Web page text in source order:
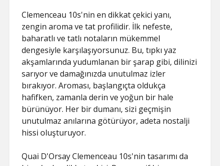
Clemenceau 10s'nin en dikkat çekici yanı,
zengin aroma ve tat profilidir. İlk nefeste,
baharatlı ve tatlı notaların mükemmel
dengesiyle karşılaşıyorsunuz. Bu, tıpkı yaz
akşamlarında yudumlanan bir şarap gibi, dilinizi
sarıyor ve damağınızda unutulmaz izler
bırakıyor. Aroması, başlangıçta oldukça
hafifken, zamanla derin ve yoğun bir hale
bürünüyor. Her bir dumanı, sizi geçmişin
unutulmaz anılarına götürüyor, adeta nostalji
hissi oluşturuyor.
Quai D'Orsay Clemenceau 10s'nin tasarımı da